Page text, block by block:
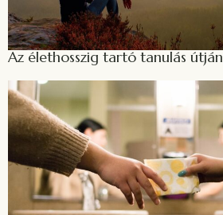
Az élethosszig tartó tanulás útján